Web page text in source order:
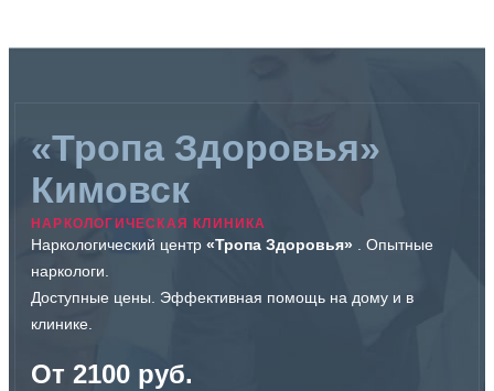
«Тропа Здоровья»
Кимовск
НАРКОЛОГИЧЕСКАЯ КЛИНИКА
Наркологический центр «Тропа Здоровья» . Опытные
наркологи.
Доступные цены. Эффективная помощь на дому и в
клинике.
От 2100 руб.